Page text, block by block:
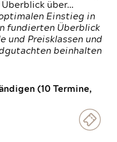
über…
Einstieg in
fundierten Überblick
und Preisklassen und
beinhalten
(10 Termine,